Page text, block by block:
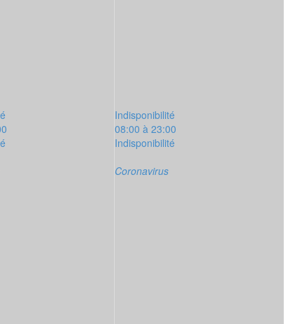
Indisponibilité
08:00 à 23:00
Indisponibilité
Coronavirus